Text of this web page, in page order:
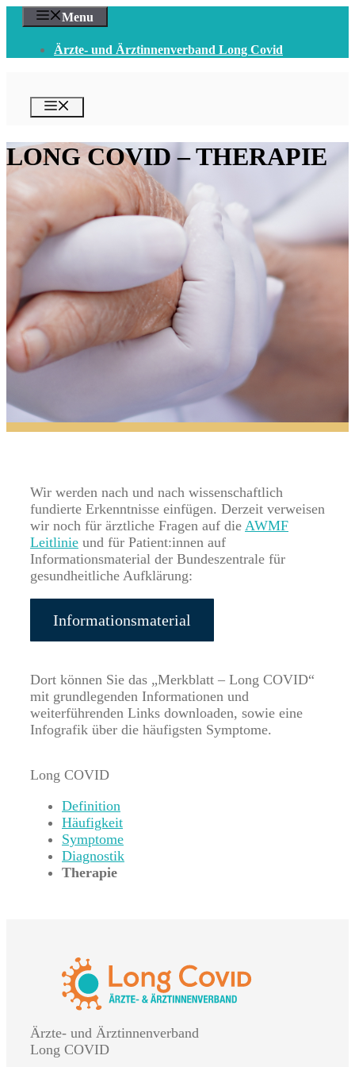
Inhalt
springen
Menu
Ärzte- und Ärztinnenverband Long Covid
LONG COVID – THERAPIE
Wir werden nach und nach wissenschaftlich
fundierte Erkenntnisse einfügen. Derzeit verweisen
wir noch für ärztliche Fragen auf die AWMF
Leitlinie und für Patient:innen auf
Informationsmaterial der Bundeszentrale für
gesundheitliche Aufklärung:
Informationsmaterial
Dort können Sie das „Merkblatt – Long COVID“
mit grundlegenden Informationen und
weiterführenden Links downloaden, sowie eine
Infografik über die häufigsten Symptome.
Long COVID
Definition
Häufigkeit
Symptome
Diagnostik
Therapie
Ärzte- und Ärztinnenverband
Long COVID